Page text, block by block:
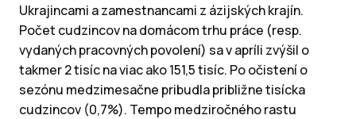
Ukrajincami a zamestnancami z ázijských krajín.
Počet cudzincov na domácom trhu práce (resp.
vydaných pracovných povolení) sa v apríli zvýšil o
takmer 2 tisíc na viac ako 151,5 tisíc. Po očistení o
sezónu medzimesačne pribudla približne tisícka
cudzincov (0,7%). Tempo medziročného rastu